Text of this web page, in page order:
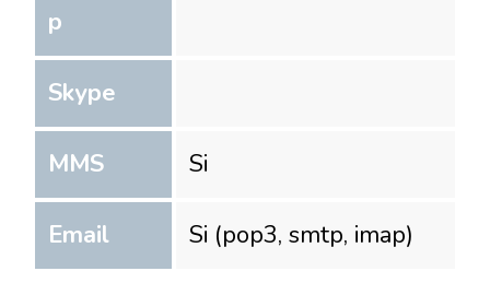
p
Skype
MMS Si
Email Si (pop3, smtp, imap)